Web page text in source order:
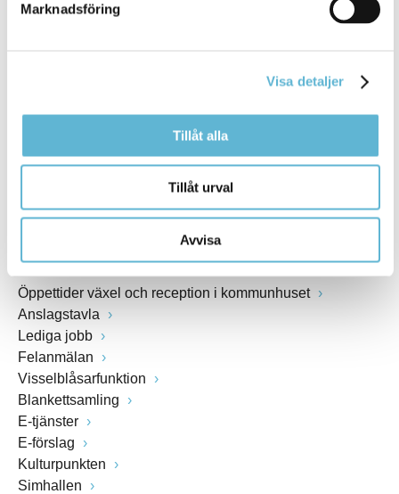
Marknadsföring
Visa detaljer
Tillåt alla
Tillåt urval
Avvisa
Box 18, 295 21 Bromölla
Fax: 0456-82 22 00
Öppettider växel och reception i kommunhuset
Anslagstavla
Lediga jobb
Felanmälan
Visselblåsarfunktion
Blankettsamling
E-tjänster
E-förslag
Kulturpunkten
Simhallen